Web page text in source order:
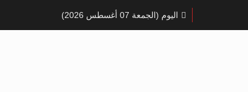
اليوم (الجمعة 07 أغسطس 2026)